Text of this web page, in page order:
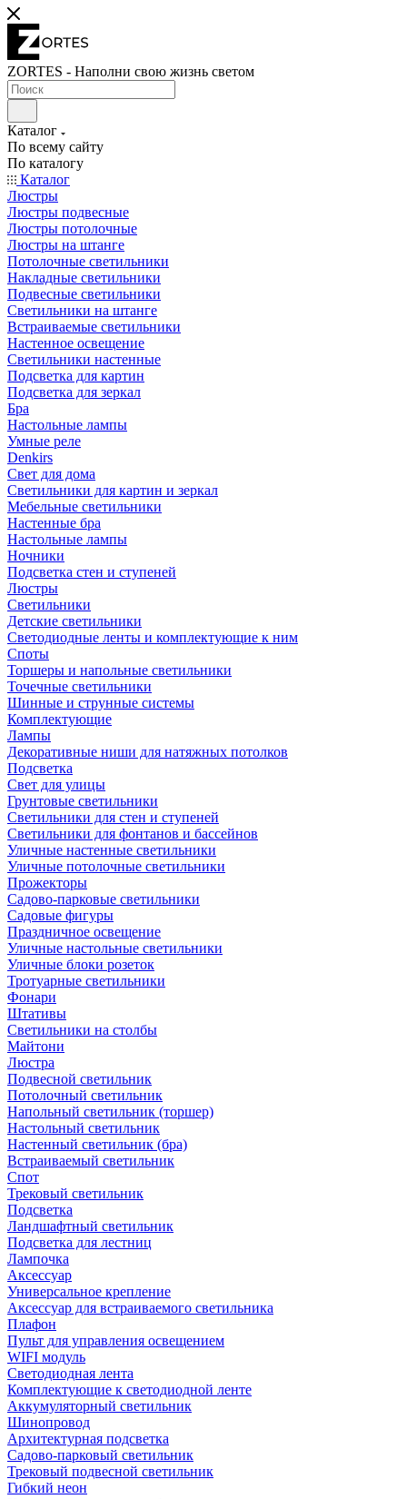
ZORTES - Наполни свою жизнь светом
Каталог
По всему сайту
По каталогу
Каталог
Люстры
Люстры подвесные
Люстры потолочные
Люстры на штанге
Потолочные светильники
Накладные светильники
Подвесные светильники
Светильники на штанге
Встраиваемые светильники
Настенное освещение
Светильники настенные
Подсветка для картин
Подсветка для зеркал
Бра
Настольные лампы
Умные реле
Denkirs
Свет для дома
Светильники для картин и зеркал
Мебельные светильники
Настенные бра
Настольные лампы
Ночники
Подсветка стен и ступеней
Люстры
Светильники
Детские светильники
Светодиодные ленты и комплектующие к ним
Споты
Торшеры и напольные светильники
Точечные светильники
Шинные и струнные системы
Комплектующие
Лампы
Декоративные ниши для натяжных потолков
Подсветка
Свет для улицы
Грунтовые светильники
Светильники для стен и ступеней
Светильники для фонтанов и бассейнов
Уличные настенные светильники
Уличные потолочные светильники
Прожекторы
Садово-парковые светильники
Садовые фигуры
Праздничное освещение
Уличные настольные светильники
Уличные блоки розеток
Тротуарные светильники
Фонари
Штативы
Светильники на столбы
Майтони
Люстра
Подвесной светильник
Потолочный светильник
Напольный светильник (торшер)
Настольный светильник
Настенный светильник (бра)
Встраиваемый светильник
Спот
Трековый светильник
Подсветка
Ландшафтный светильник
Подсветка для лестниц
Лампочка
Аксессуар
Универсальное крепление
Аксессуар для встраиваемого светильника
Плафон
Пульт для управления освещением
WIFI модуль
Светодиодная лента
Комплектующие к светодиодной ленте
Аккумуляторный светильник
Шинопровод
Архитектурная подсветка
Садово-парковый светильник
Трековый подвесной светильник
Гибкий неон